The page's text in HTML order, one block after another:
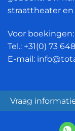
straattheater
Voor boekingen:
Tel.: +31(0) 73
E-mail:
Vraag